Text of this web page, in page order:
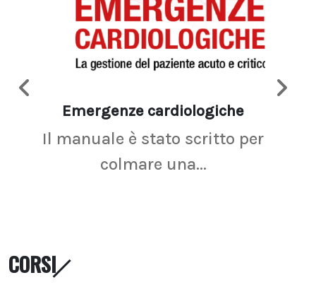
Emergenze cardiologiche
Il manuale è stato scritto per
colmare una...
CORSI